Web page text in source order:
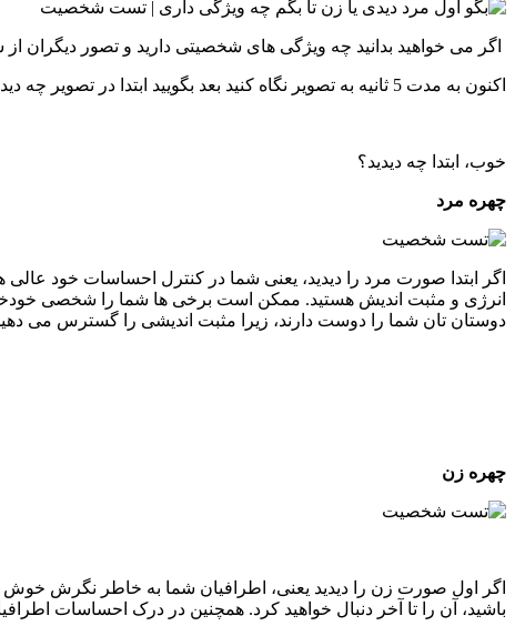
اگر می خواهید بدانید چه ویژگی های شخصیتی دارید و تصور
اکنون به مدت 5 ثانیه به تصویر نگاه کنید بعد بگویید ابتدا در تصویر چه دیدید تا شخصیت شما را فاش کنیم.
خوب، ابتدا چه دیدید؟
چهره مرد
اگر ابتدا صورت مرد را دیدید، یعنی شما در کنترل احساسات خود
انرژی و مثبت اندیش هستید. ممکن است برخی ها شما را شخصی
دوستان تان شما را دوست دارند، زیرا مثبت اندیشی را گسترس می
چهره زن
اگر اول صورت زن را دیدید یعنی، اطرافیان شما به خاطر نگرش
باشید، آن را تا آخر دنبال خواهید کرد. همچنین در درک احساسات